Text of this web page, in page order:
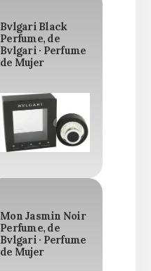
Bvlgari Black
Perfume, de
Bvlgari · Perfume
de Mujer
Mon Jasmin Noir
Perfume, de
Bvlgari · Perfume
de Mujer